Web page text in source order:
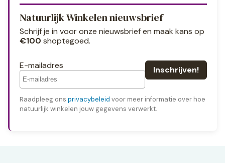
Natuurlijk Winkelen nieuwsbrief
Schrijf je in voor onze nieuwsbrief en maak kans op
€100 shoptegoed.
E-mailadres
Raadpleeg ons privacybeleid voor meer informatie over hoe
natuurlijk winkelen jouw gegevens verwerkt.